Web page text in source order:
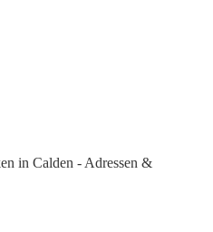
in Calden - Adressen &